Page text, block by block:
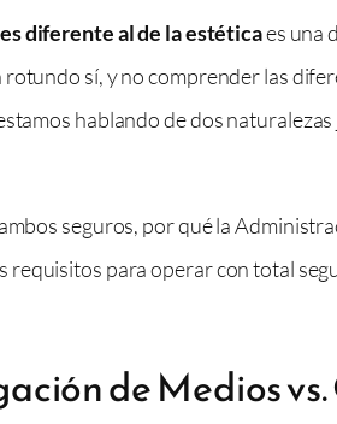
diferente al de la estéticaes una
sí, y no comprender las
hablando de dos
seguros, por qué la
para operar con total
de Medios